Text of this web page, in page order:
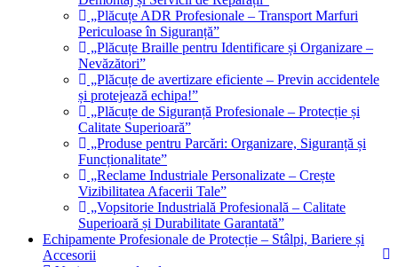
„Plăcuțe ADR Profesionale – Transport Marfuri
Periculoase în Siguranță”
„Plăcuțe Braille pentru Identificare și Organizare –
Nevăzători”
„Plăcuțe de avertizare eficiente – Previn accidentele
și protejează echipa!”
„Plăcuțe de Siguranță Profesionale – Protecție și
Calitate Superioară”
„Produse pentru Parcări: Organizare, Siguranță și
Funcționalitate”
„Reclame Industriale Personalizate – Crește
Vizibilitatea Afacerii Tale”
„Vopsitorie Industrială Profesională – Calitate
Superioară și Durabilitate Garantată”
Echipamente Profesionale de Protecție – Stâlpi, Bariere și
Accesorii